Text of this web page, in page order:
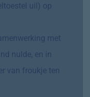
uil) op
met
nulde, en in
van froukje ten